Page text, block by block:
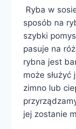
Ryba w
sposób na
szybki
pasuje na
rybna jest
może
zimno lub
jej zostanie